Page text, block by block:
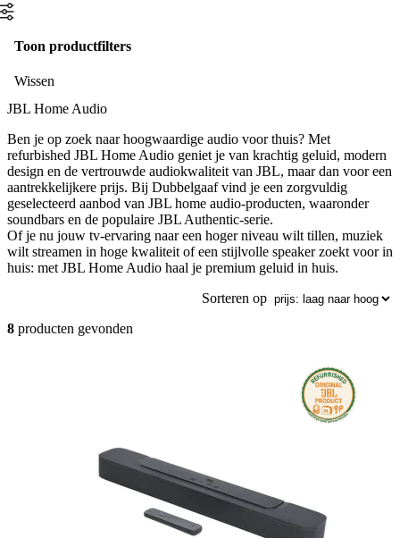
Toon productfilters
Wissen
JBL Home Audio
Ben je op zoek naar hoogwaardige audio voor thuis? Met
refurbished JBL Home Audio geniet je van krachtig geluid, modern
design en de vertrouwde audiokwaliteit van JBL, maar dan voor een
aantrekkelijkere prijs. Bij Dubbelgaaf vind je een zorgvuldig
geselecteerd aanbod van JBL home audio-producten, waaronder
soundbars en de populaire JBL Authentic-serie.
Of je nu jouw tv-ervaring naar een hoger niveau wilt tillen, muziek
wilt streamen in hoge kwaliteit of een stijlvolle speaker zoekt voor in
huis: met JBL Home Audio haal je premium geluid in huis.
Sorteren op
8 producten gevonden